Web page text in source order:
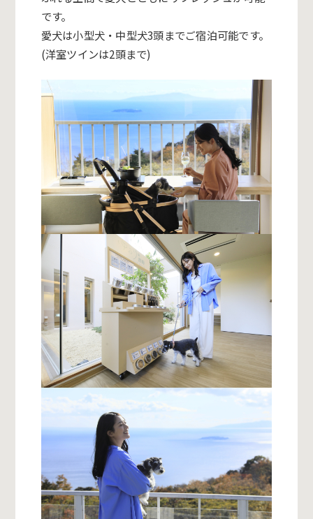
です。
愛犬は小型犬・中型犬3頭までご宿泊可能です。
(洋室ツインは2頭まで)